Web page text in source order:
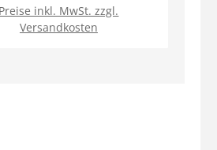
Preise inkl. MwSt. zzgl.
Versandkosten